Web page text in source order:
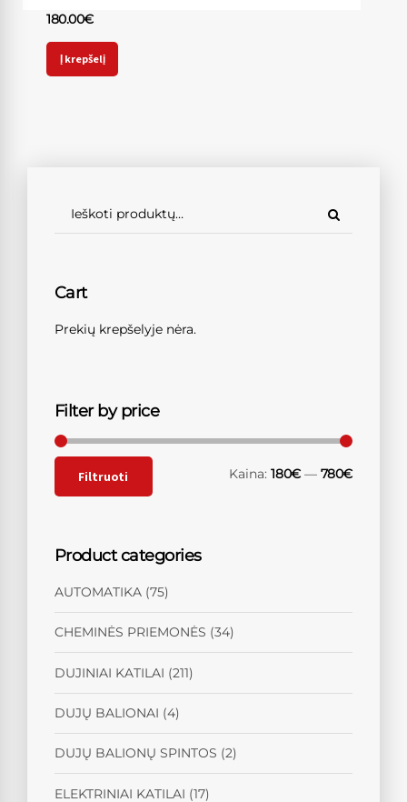
180.00€
Į krepšelį
Cart
Prekių krepšelyje nėra.
Filter by price
Filtruoti Kaina:180€— 780€
Product categories
AUTOMATIKA (75)
CHEMINĖS PRIEMONĖS (34)
DUJINIAI KATILAI (211)
DUJŲ BALIONAI (4)
DUJŲ BALIONŲ SPINTOS (2)
ELEKTRINIAI KATILAI (17)